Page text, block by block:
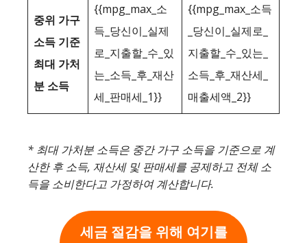
중위 가구
소득 기준
최대 가처
분 소득
{{mpg_max_소
득_당신이_실제
로_지출할_수_있
는_소득_후_재산
세_판매세_1}}
{{mpg_max_소득
_당신이_실제로_
지출할_수_있는_
소득_후_재산세_
매출세액_2}}
* 최대 가처분 소득은 중간 가구 소득을 기준으로 계
산한 후 소득, 재산세 및 판매세를 공제하고 전체 소
득을 소비한다고 가정하여 계산합니다.
세금 절감을 위해 여기를